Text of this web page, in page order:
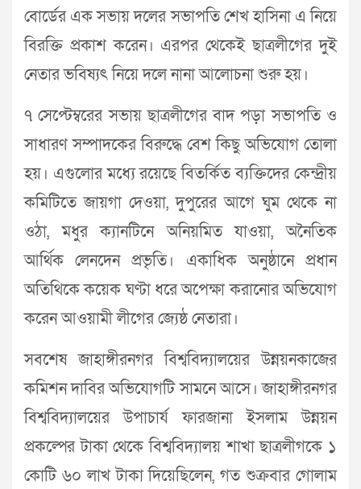
বোর্ডের এক সভায় দলের সভাপতি শেখ হাসিনা এ নিয়ে
বিরক্তি প্রকাশ করেন। এরপর থেকেই ছাত্রলীগের দুই
নেতার ভবিষ্যৎ নিয়ে দলে নানা আলোচনা শুরু হয়।
৭ সেপ্টেম্বরের সভায় ছাত্রলীগের বাদ পড়া সভাপতি ও
সাধারণ সম্পাদকের বিরুদ্ধে বেশ কিছু অভিযোগ তোলা
হয়। এগুলোর মধ্যে রয়েছে বিতর্কিত ব্যক্তিদের কেন্দ্রীয়
কমিটিতে জায়গা দেওয়া, দুপুরের আগে ঘুম থেকে না
ওঠা, মধুর ক্যানটিনে অনিয়মিত যাওয়া, অনৈতিক
আর্থিক লেনদেন প্রভৃতি। একাধিক অনুষ্ঠানে প্রধান
অতিথিকে কয়েক ঘণ্টা ধরে অপেক্ষা করানোর অভিযোগ
করেন আওয়ামী লীগের জ্যেষ্ঠ নেতারা।
সবশেষ জাহাঙ্গীরনগর বিশ্ববিদ্যালয়ের উন্নয়নকাজের
কমিশন দাবির অভিযোগটি সামনে আসে। জাহাঙ্গীরনগর
বিশ্ববিদ্যালয়ের উপাচার্য ফারজানা ইসলাম উন্নয়ন
প্রকল্পের টাকা থেকে বিশ্ববিদ্যালয় শাখা ছাত্রলীগকে ১
কোটি ৬০ লাখ টাকা দিয়েছিলেন, গত শুক্রবার গোলাম